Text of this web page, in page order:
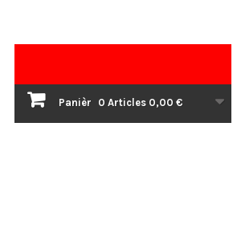
Panièr 0 Articles 0,00 €